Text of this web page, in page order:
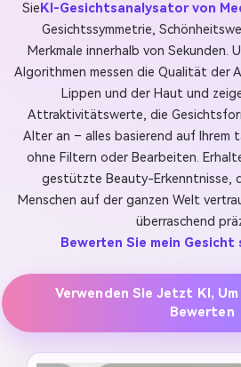
Sie KI-Gesichtsanalysator von
Gesichtssymmetrie,
Merkmale innerhalb von Sekunden.
Algorithmen messen die Qualität der
Lippen und der Haut und
Attraktivitätswerte, die
Alter an – alles basierend auf Ihrem
ohne Filtern oder Bearbeiten.
gestützte Beauty-Erkenntnisse,
Menschen auf der ganzen Welt
überraschend
Bewerten Sie mein
Verwenden Sie Jetzt KI,
Bewerten